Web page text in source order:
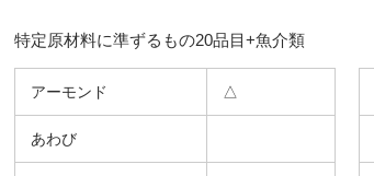
特定原材料に準ずるもの20品目+魚介類
アーモンド △
あわび